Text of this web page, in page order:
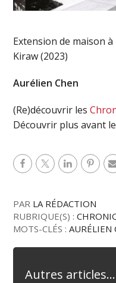
Extension de maison
Kiraw (2023)
Aurélien Chen
(Re)découvrir les
Découvrir plus avant
PAR LA RÉDACTION
RUBRIQUE(S) :
MOTS-CLÉS :AURÉLIEN
Autres articles...